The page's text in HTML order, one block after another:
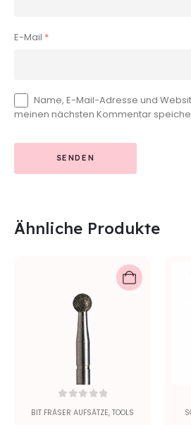
E-Mail *
Name, E-Mail-Adresse und
meinen nächsten Kommentar
Ähnliche Produkte
BIT FRÄSER AUFSÄTZE, TOOLS